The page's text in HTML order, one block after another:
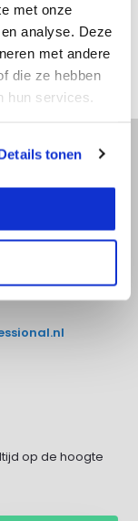
met onze
analyse. Deze
met andere
die ze hebben
hun services.
tonen
Wij zijn
op de hoogte